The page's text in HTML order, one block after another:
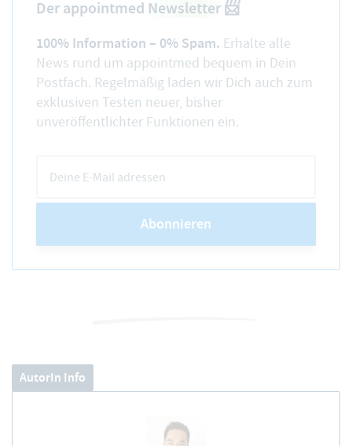
Der appointmed Newsletter📨
100% Information – 0% Spam. Erhalte alle
News rund um appointmed bequem in Dein
Postfach. Regelmäßig laden wir Dich auch zum
exklusiven Testen neuer, bisher
unveröffentlichter Funktionen ein.
Abonnieren
AutorIn Info